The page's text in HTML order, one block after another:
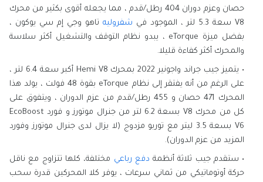
حصان وعزم دوران 404 رطل/قدم ، مما يجعله أقوى بكثير من محرك
V8 سعة 5.3 لتر ، الموجود في
شفروليه تاهو وجي إم سي يوكون ،
بفضل ميزة eTorque ، يبدو نظام التوقف والتشغيل أكثر سلاسة
والمحرك أكثر كفاءة قليلا.
يتميز جيب جراند واجونير 2022 بمحرك Hemi V8 أكبر سعة 6.4 لتر ،
على الرغم من أنه يفتقر إلى نظام eTorque بقوة 48 فولت ، يولد هذا
المحرك 471 حصان و 455 رطل/قدم من عزم الدوران ، ويتفوق على
كل من محرك V8 بسعة 6.2 لتر من جنرال موتورز و فورد EcoBoost
V6 بسعة 3.5 ليتر مع توربو مزدوج (لا يزال لدى جنرال موتورز وفورد
المزيد من عزم الدوران).
ستقدم جيب ثلاثة أنظمة دفع رباعي مختلفة، كلها تتزاوج مع ناقل
حركة أوتوماتيكي من ثماني سرعات ، يوفر كلا المحركين قدرة سحب